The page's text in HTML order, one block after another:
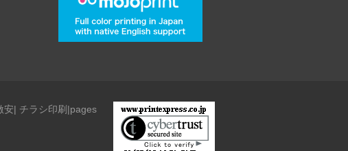
安| チラシ印刷|pages